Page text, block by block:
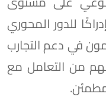
للدور المحوري
في دعم التجارب
من التعامل مع